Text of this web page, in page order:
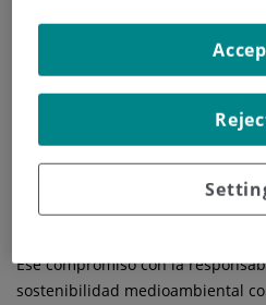
integra la sostenibilidad como
transformación asistencial, con
procesos como palancas para
reducir el impacto ambiental. Así,
digitalización, la eficiencia de los
de consumos para optimizar
innovación, excelencia clínica y
de una misma forma de hacer
Ese compromiso con la
sostenibilidad medioambiental